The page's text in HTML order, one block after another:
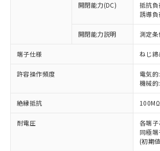
開閉能力(DC)
抵抗
誘導
開閉能力説明 測定
端子仕様 ねじ
許容操作頻度
電気
機械
絶縁抵抗
耐電圧
各端
同極
(初期
以下の条件をお読みいただき、同
ご利用ください。
本サービスは、当社制御機器
商品の当社在庫状況および標
(税抜)を提供させていただく
当社制御機器事業取扱商品の
本サービスの対象外となる商
ことをご了承ください。
在庫状況および標準価格照会
記載している更新日時点での
対応予定なし：EU RoHS指令（10
非含有に非対応の商品で、対応品
調査・確認中：EU RoHS指令（10
非含有の対応状況を調査中または
商品です。
非該当品：ライセンス料など無形
害物質有無と関係のない商品です。
仕入先様の事情により、非含有部
いたものが、含有品と判明した場合
むを得ず変更することがあります。
「○」：最大均質材料含有率が中
基準値以下であることを示します。
「×」：最大均質材料含有率が中
基準値を超えていることを示しま
「－」：未確認です。当社販売部
当社は、これら貴社製品のう
為替および外国貿易法に定め
（以下｢規制貨物等」という）